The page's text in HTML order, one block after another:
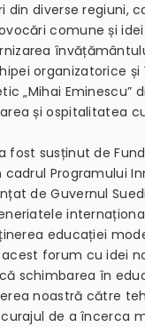
din diverse regiuni,
comune și
organizatorice și
„Mihai Eminescu”
și ospitalitatea
fost susținut de
cadrul Programului
de Guvernul
educației
forum cu idei
schimbarea în
noastră către
de a încerca